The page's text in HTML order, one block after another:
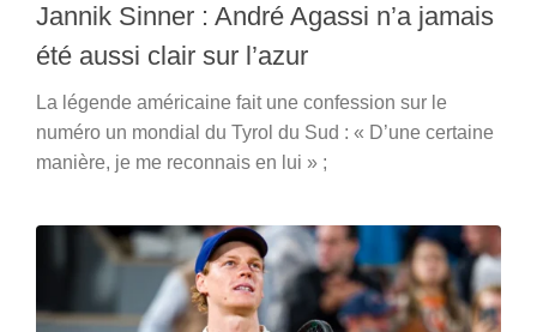
Jannik Sinner : André Agassi n’a jamais
été aussi clair sur l’azur
La légende américaine fait une confession sur le
numéro un mondial du Tyrol du Sud : « D’une certaine
manière, je me reconnais en lui » ;